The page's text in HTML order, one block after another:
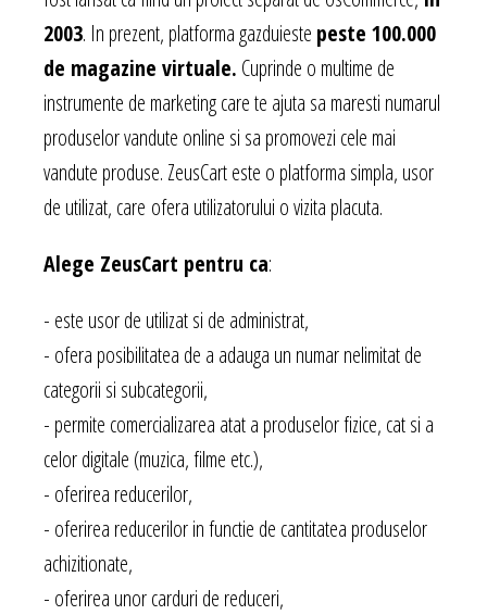
2003. In prezent, platforma gazduieste peste 100.000
de magazine virtuale. Cuprinde o multime de
instrumente de marketing care te ajuta sa maresti numarul
produselor vandute online si sa promovezi cele mai
vandute produse. ZeusCart este o platforma simpla, usor
de utilizat, care ofera utilizatorului o vizita placuta.
Alege ZeusCart pentru ca:
- este usor de utilizat si de administrat,
- ofera posibilitatea de a adauga un numar nelimitat de
categorii si subcategorii,
- permite comercializarea atat a produselor fizice, cat si a
celor digitale (muzica, filme etc.),
- oferirea reducerilor,
- oferirea reducerilor in functie de cantitatea produselor
achizitionate,
- oferirea unor carduri de reduceri,